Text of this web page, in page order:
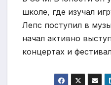
школе, где изучал
Лепс поступил в
начал активно
концертах и